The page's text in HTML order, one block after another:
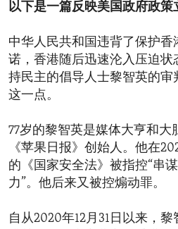
以下是一篇反映美国政府政策
中华人民共和国违背了保护
诺，香港随后迅速沦入压迫状
持民主的倡导人士黎智英的审
这一点。
77岁的黎智英是媒体大亨和大
《苹果日报》创始人。他在
的《国家安全法》被指控“串
力”。他后来又被控煽动罪。
自从2020年12月31日以来，